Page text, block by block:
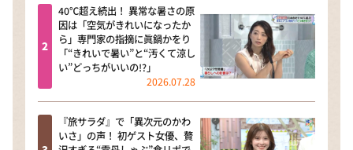
40℃超え続出！ 異常な暑さの原
因は「空気がきれいになったか
ら」専門家の指摘に眞鍋かをり
「“きれいで暑い”と“汚くて涼し
い”どっちがいいの!?」
2026.07.28
『旅サラダ』で「異次元のかわ
いさ」の声！ 初ゲスト女優、贅